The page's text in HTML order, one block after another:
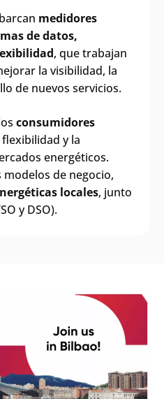
medidores
de datos,
, que trabajan
la visibilidad, la
de nuevos servicios.
consumidores
y la
energéticos.
de negocio,
locales, junto
y DSO).